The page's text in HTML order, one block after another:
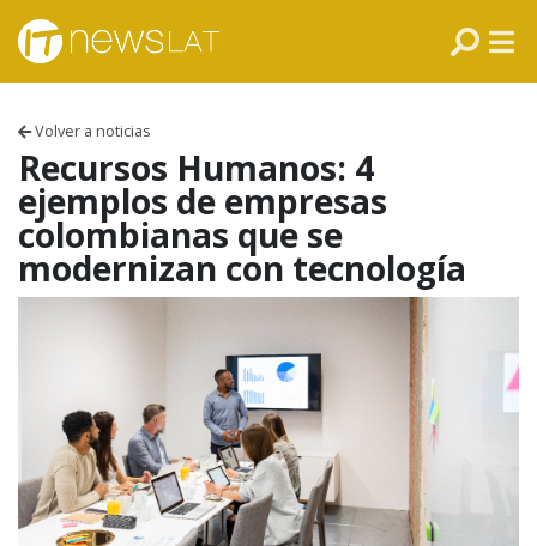
Skip to content
Volver a noticias
Recursos Humanos: 4
ejemplos de empresas
colombianas que se
modernizan con tecnología
ECUADOR
PERÚ
ARGENTINA
MÉXICO